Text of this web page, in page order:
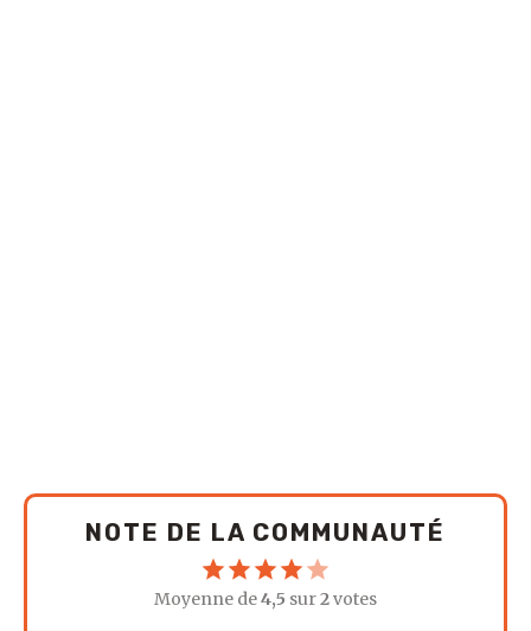
NOTE DE LA COMMUNAUTÉ
Moyenne de4,5 sur2votes